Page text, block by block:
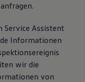
Service Assistent
Informationen
wir die
von